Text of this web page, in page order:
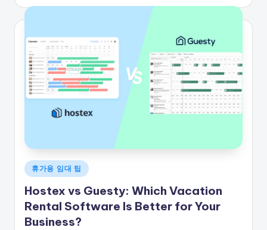
자
게
시
됨
휴가용 임대 팁
Hostex vs Guesty: Which Vacation
Rental Software Is Better for Your
Business?